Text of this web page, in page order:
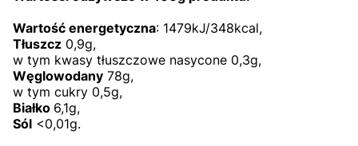
Wartość energetyczna: 1479kJ/348kcal,
Tłuszcz 0,9g,
w tym kwasy tłuszczowe nasycone 0,3g,
Węglowodany 78g,
w tym cukry 0,5g,
Białko 6,1g,
Sól <0,01g.